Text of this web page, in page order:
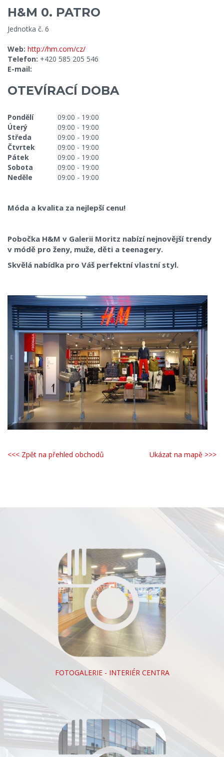
H&M 0. PATRO
Jednotka č. 6
Web: http://hm.com/cz/
Telefon: +420 585 205 546
E-mail:
OTEVÍRACÍ DOBA
Pondělí
09:00 - 19:00
Úterý
09:00 - 19:00
Středa
09:00 - 19:00
Čtvrtek
09:00 - 19:00
Pátek
09:00 - 19:00
Sobota
09:00 - 19:00
Neděle
09:00 - 19:00
Móda a kvalita za nejlepší cenu!
Pobočka H&M v Galerii Moritz nabízí nejnovější trendy
v módě pro ženy, muže, děti a teenagery.
Skvělá nabídka pro Váš perfektní vlastní styl.
<<< Zpět na přehled obchodů Ukázat na mapě >>>
FOTOGALERIE - INTERIÉR CENTRA